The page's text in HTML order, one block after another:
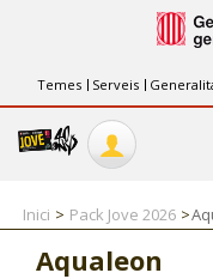
Temes
Serveis
Inici Pack Jove 2026
Aqualeon